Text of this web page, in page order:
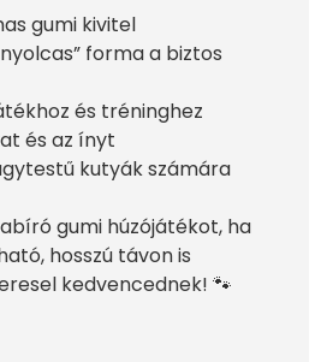
gumi kivitel
forma a biztos
és tréninghez
és az ínyt
kutyák számára
gumi húzójátékot, ha
hosszú távon is
kedvencednek! 🐾